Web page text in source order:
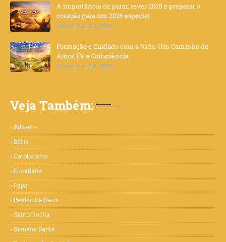
A importância de parar, rever 2025 e preparar o
coração para um 2026 especial
December 30, 2025
Formação e Cuidado com a Vida: Um Caminho de
Amor, Fé e Consciência
December 18, 2025
Veja Também:
Advento
Bíblia
Catolicismo
Eucaristia
Papa
Perdão De Deus
Santo Do Dia
Semana Santa